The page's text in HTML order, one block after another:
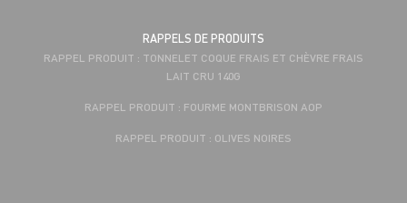
RAPPELS DE PRODUITS
RAPPEL PRODUIT : TONNELET COQUE FRAIS ET CHÈVRE FRAIS
LAIT CRU 140G
RAPPEL PRODUIT : FOURME MONTBRISON AOP
RAPPEL PRODUIT : OLIVES NOIRES